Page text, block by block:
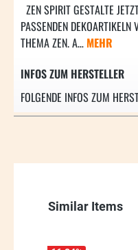
ZEN SPIRIT GESTALTE
PASSENDEN
THEMA ZEN. A… MEHR
INFOS ZUM HERSTELLER
FOLGENDE INFOS ZUM
Produktgalerie
Similar Items